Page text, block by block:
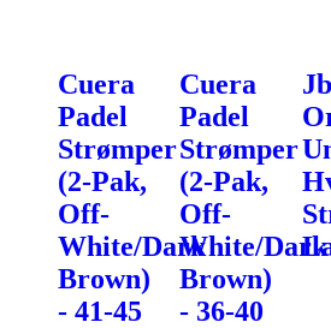
Cuera
Padel
Strømper
(2-Pak,
Off-
White/Dark
Brown)
- 41-45
Cuera
Padel
Strømper
(2-Pak,
Off-
White/Dark
Brown)
- 36-40